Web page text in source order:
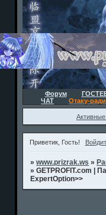
Форум
ЧАТ
Отаку-
Приветик, Гость!
»www.prizrak.ws »
»GETPROFIT.com |
ExpertOption>>